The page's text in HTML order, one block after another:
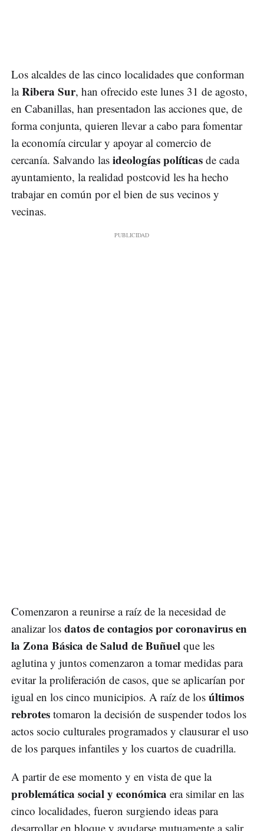
Los alcaldes de las cinco localidades que conforman
laRibera Sur, han ofrecido este lunes 31 de agosto,
en Cabanillas, han presentadon las acciones que, de
forma conjunta, quieren llevar a cabo para fomentar
la economía circular y apoyar al comercio de
cercanía. Salvando las ideologías políticas de cada
ayuntamiento, la realidad postcovid les ha hecho
trabajar en común por el bien de sus vecinos y
vecinas.
Comenzaron a reunirse a raíz de la necesidad de
analizar los datos de contagios por coronavirus en
la Zona Básica de Salud de Buñuel que les
aglutina y juntos comenzaron a tomar medidas para
evitar la proliferación de casos, que se aplicarían por
igual en los cinco municipios. A raíz de los últimos
rebrotes tomaron la decisión de suspender todos los
actos socio culturales programados y clausurar el uso
de los parques infantiles y los cuartos de cuadrilla.
A partir de ese momento y en vista de que la
problemática social y económica era similar en las
cinco localidades, fueron surgiendo ideas para
desarrollar en bloque y ayudarse mutuamente a salir